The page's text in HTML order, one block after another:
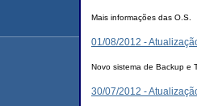
Mais informações das O.S.
01/08/2012 -
Novo sistema de Backup e
30/07/2012 -